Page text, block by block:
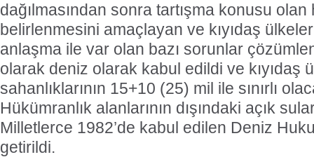
dağılmasından sonra tartışma konusu
belirlenmesini amaçlayan ve kıyıdaş
anlaşma ile var olan bazı sorunlar
olarak deniz olarak kabul edildi ve kıyıdaş
sahanlıklarının 15+10 (25) mil ile sınırlı
Hükümranlık alanlarının dışındaki açık
Milletlerce 1982’de kabul edilen Deniz
getirildi.